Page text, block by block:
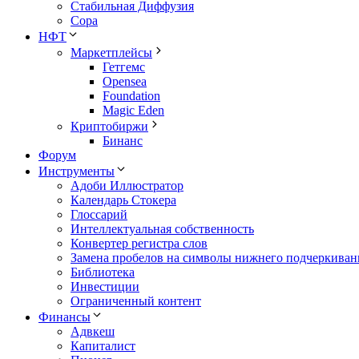
Стабильная Диффузия
Сора
НФТ
Маркетплейсы
Гетгемс
Opensea
Foundation
Magic Eden
Криптобиржи
Бинанс
Форум
Инструменты
Адоби Иллюстратор
Календарь Стокера
Глоссарий
Интеллектуальная собственность
Конвертер регистра слов
Замена пробелов на символы нижнего
Библиотека
Инвестиции
Ограниченный контент
Финансы
Адвкеш
Капиталист